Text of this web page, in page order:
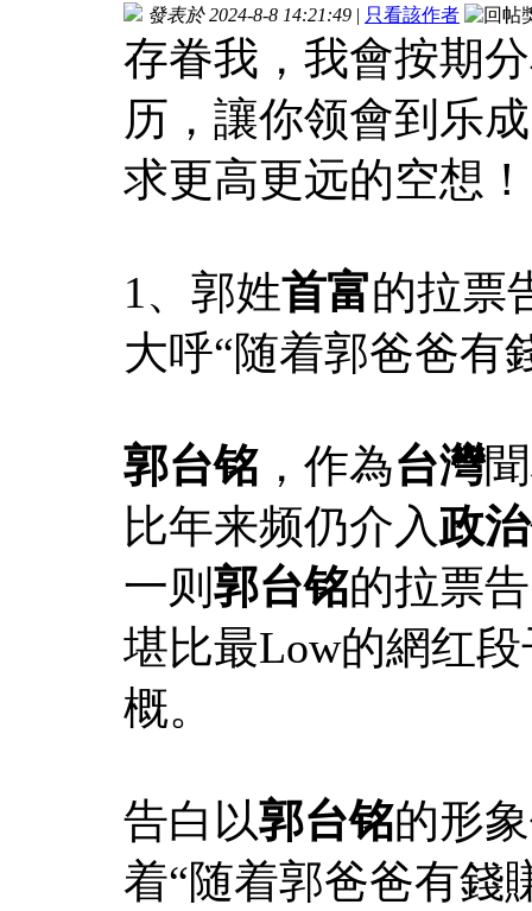
發表於 2024-8-8 14:21:49 | 只看該作者
存眷我，我會按期
历，讓你领會到乐
求更高更远的空想！
1、郭姓首富的拉票
大呼“随着郭爸爸有
郭台铭 ，作為台灣
比年来频仍介入政治
一则 郭台铭的拉票
堪比最Low的網红
概。
告白以郭台铭的形
着“随着郭爸爸有錢